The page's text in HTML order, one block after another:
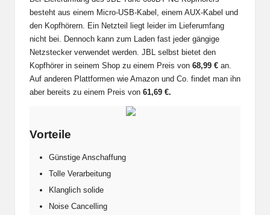
besteht aus einem Micro-USB-Kabel, einem AUX-Kabel und
den Kopfhörern. Ein Netzteil liegt leider im Lieferumfang
nicht bei. Dennoch kann zum Laden fast jeder gängige
Netzstecker verwendet werden. JBL selbst bietet den
Kopfhörer in seinem Shop zu einem Preis von 68,99 € an.
Auf anderen Plattformen wie Amazon und Co. findet man ihn
aber bereits zu einem Preis von 61,69 €.
Vorteile
Günstige Anschaffung
Tolle Verarbeitung
Klanglich solide
Noise Cancelling